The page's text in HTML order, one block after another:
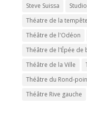
Steve Suissa
Théatre de la tempête
Théâtre de l'Odéon
Théâtre de l'Épée de
Théâtre de la Ville
Théâtre du Rond-
Théâtre Rive gauche